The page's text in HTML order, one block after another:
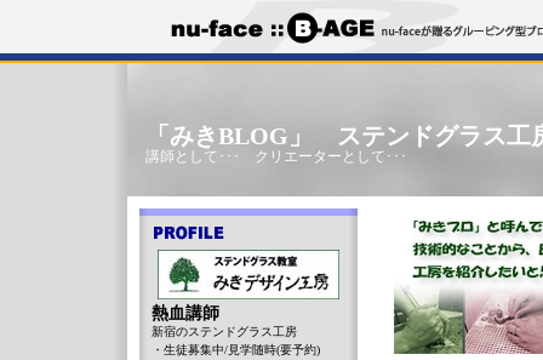
「みきBLOG」 ステンドグラス工
講師として･･･ クリエーターとして･･･
熱血講師
新宿のステンドグラス工房
・生徒募集中/見学随時(要予約)